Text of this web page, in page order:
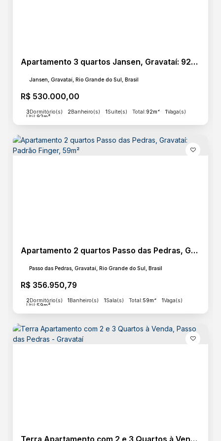
Destaques
Alto Padrão
Estrutura
Estacionamento Coberto
Hall de Entrada
Portaria 24h
Acabamento
Apartamento 3 quartos Jansen, Gravataí: 92m² com sacada e churrasqueira
R$ 530.000,00
Jansen, Gravataí, Rio Grande do Sul, Brasil
3Dormitório(s) 2Banheiro(s) 1Suíte(s) Total:92m² 1Vaga(s)
Útil:92m²
Apartamento 2 quartos Passo das Pedras, Gravataí: Padrão Finger, 59m²
R$ 356.950,79
Passo das Pedras, Gravataí, Rio Grande do Sul, Brasil
2Dormitório(s) 1Banheiro(s) 1Sala(s) Total:59m² 1Vaga(s)
Útil:59m²
Terra Apartamento com 2 e 3 Quartos à Venda, Passo das Pedras - Gravataí